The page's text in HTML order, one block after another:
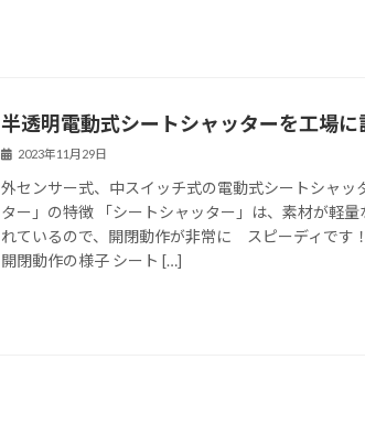
半透明電動式シートシャッターを工場に
2023年11月29日
外センサー式、中スイッチ式の電動式シートシャッ
ター」の特徴 「シートシャッター」は、素材が軽量
れているので、開閉動作が非常に スピーディです
開閉動作の様子 シート […]